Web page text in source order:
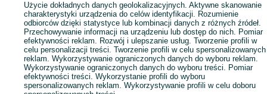
Użycie dokładnych danych geolokalizacyjnych. Aktywne skanowanie
charakterystyki urządzenia do celów identyfikacji. Rozumienie
odbiorców dzięki statystyce lub kombinacji danych z różnych źródeł.
Przechowywanie informacji na urządzeniu lub dostęp do nich. Pomiar
efektywności reklam. Rozwój i ulepszanie usług. Tworzenie profili w
celu personalizacji treści. Tworzenie profili w celu spersonalizowanych
reklam. Wykorzystywanie ograniczonych danych do wyboru reklam.
Wykorzystywanie ograniczonych danych do wyboru treści. Pomiar
efektywności treści. Wykorzystanie profili do wyboru
spersonalizowanych reklam. Wykorzystywanie profili w celu doboru